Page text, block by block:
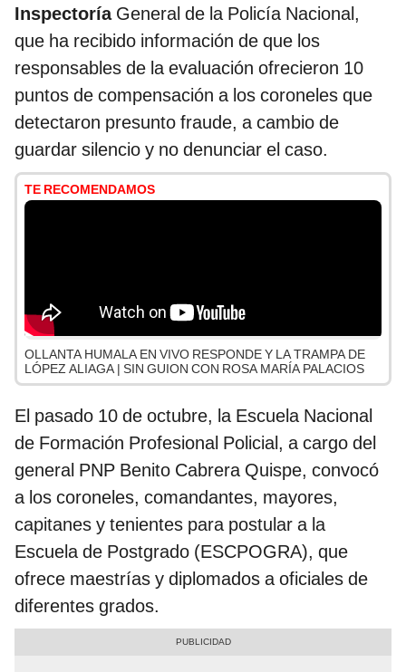
Inspectoría General de la Policía Nacional,
que ha recibido información de que los
responsables de la evaluación ofrecieron 10
puntos de compensación a los coroneles que
detectaron presunto fraude, a cambio de
guardar silencio y no denunciar el caso.
TE RECOMENDAMOS
OLLANTA HUMALA EN VIVO RESPONDE Y LA TRAMPA DE
LÓPEZ ALIAGA | SIN GUION CON ROSA MARÍA PALACIOS
El pasado 10 de octubre, la Escuela Nacional
de Formación Profesional Policial, a cargo del
general PNP Benito Cabrera Quispe, convocó
a los coroneles, comandantes, mayores,
capitanes y tenientes para postular a la
Escuela de Postgrado (ESCPOGRA), que
ofrece maestrías y diplomados a oficiales de
diferentes grados.